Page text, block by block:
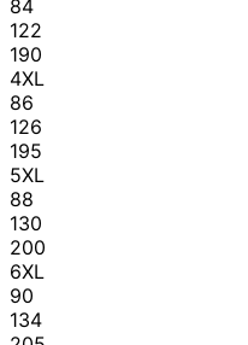
84
122
190
4XL
86
126
195
5XL
88
130
200
6XL
90
134